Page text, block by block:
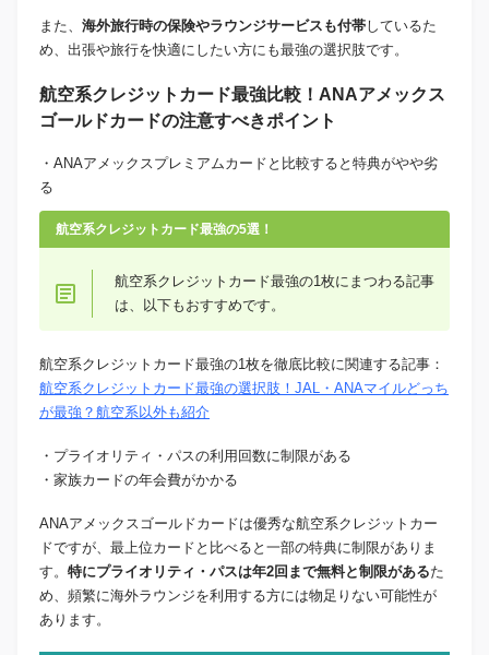
また、 海外旅行時の保険やラウンジサービスも付帯しているた
め、出張や旅行を快適にしたい方にも最強の選択肢です。
航空系クレジットカード最強比較！ANAアメックス
ゴールドカードの注意すべきポイント
・ANAアメックスプレミアムカードと比較すると特典がやや劣
る
航空系クレジットカード最強の5選！
航空系クレジットカード最強の1枚にまつわる記事
は、以下もおすすめです。
航空系クレジットカード最強の1枚を徹底比較に関連する記事：
航空系クレジットカード最強の選択肢！JAL・ANAマイルどっち
が最強？航空系以外も紹介
・プライオリティ・パスの利用回数に制限がある
・家族カードの年会費がかかる
ANAアメックスゴールドカードは優秀な航空系クレジットカー
ドですが、最上位カードと比べると一部の特典に制限がありま
す。 特にプライオリティ・パスは年2回まで無料と制限があるた
め、頻繁に海外ラウンジを利用する方には物足りない可能性が
あります。